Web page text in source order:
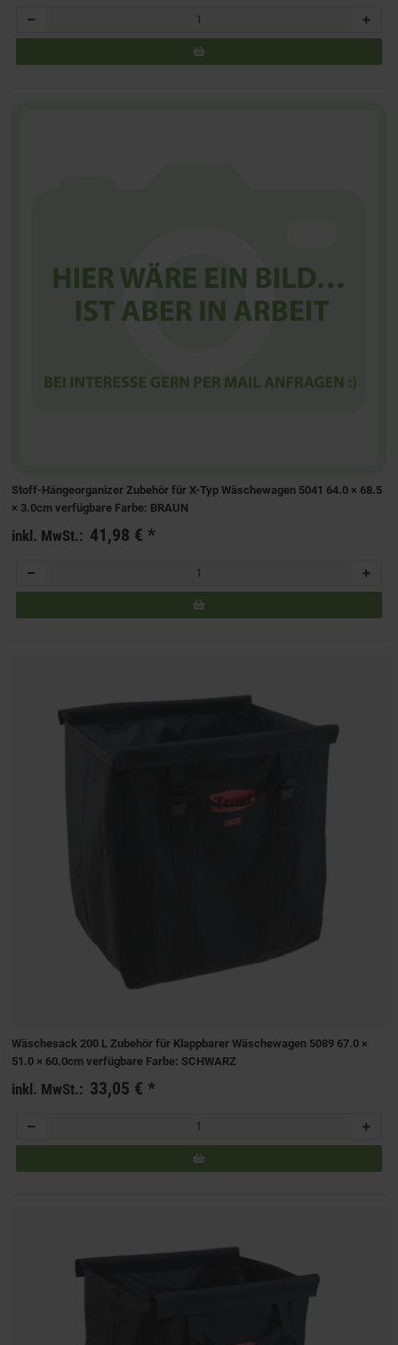
Stoff-Hängeorganizer Zubehör für X-Typ Wäschewagen 5041 64.0 × 68.5
× 3.0cm verfügbare Farbe: BRAUN
inkl. MwSt.: 41,98 €*
Wäschesack 200 L Zubehör für Klappbarer Wäschewagen 5089 67.0 ×
51.0 × 60.0cm verfügbare Farbe: SCHWARZ
inkl. MwSt.: 33,05 €*